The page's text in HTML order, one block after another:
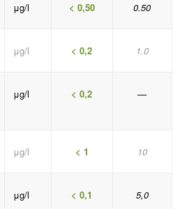
μg/l < 0,50 0.50
μg/l < 0,2 1.0
μg/l < 0,2 —
μg/l < 1 10
μg/l < 0,1 5,0